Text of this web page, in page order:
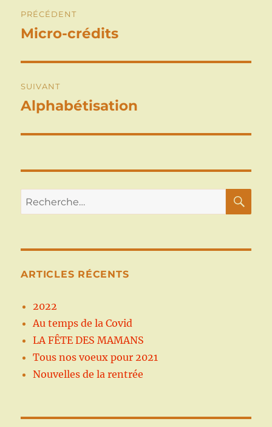
de
PRÉCÉDENT
Publication
Micro-crédits
SUIVANT
Publication
Alphabétisation
Recherche
pour :
ARTICLES RÉCENTS
2022
Au temps de la Covid
LA FÊTE DES MAMANS
Tous nos voeux pour 2021
Nouvelles de la rentrée